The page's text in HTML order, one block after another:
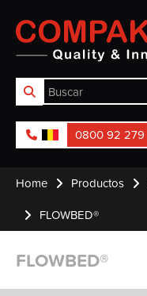
Compaktuna
0800 92 279
Home Productos
FLOWBED®
FLOWBED®